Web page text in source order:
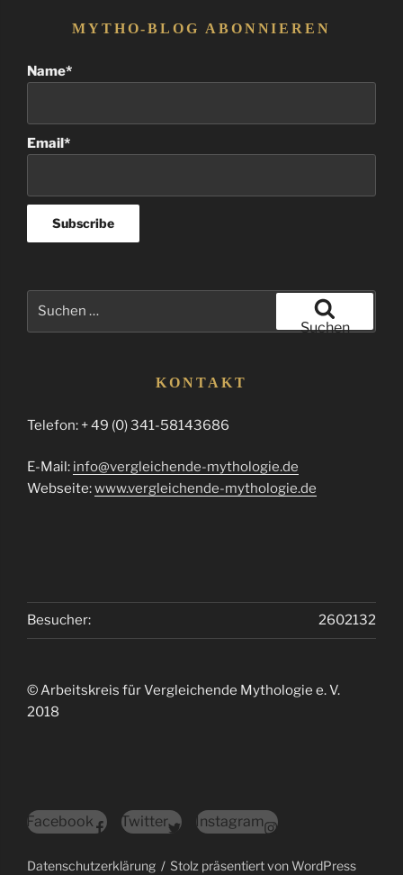
MYTHO-BLOG ABONNIEREN
Name*
Email*
Suchen
KONTAKT
Telefon: + 49 (0) 341-58143686
E-Mail: info@vergleichende-mythologie.de
Webseite:www.vergleichende-mythologie.de
2602132
Besucher:
© Arbeitskreis für Vergleichende Mythologie e. V.
2018
Facebook Twitter Instagram
Datenschutzerklärung Stolz präsentiert von WordPress